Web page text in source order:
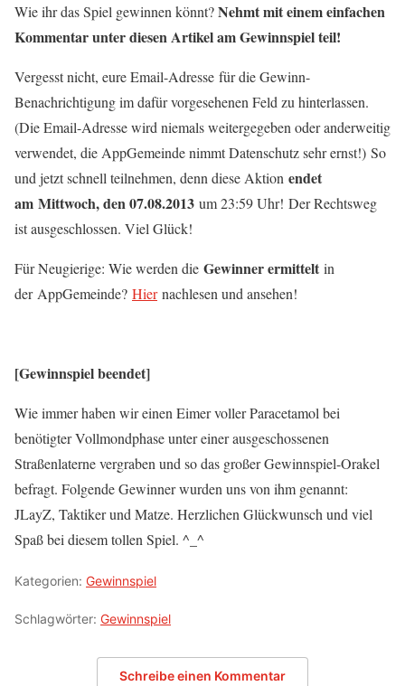
Wie ihr das Spiel gewinnen könnt?Nehmt mit einem einfachen
Kommentar unter diesen Artikel am Gewinnspiel teil!
Vergesst nicht, eure Email-Adresse für die Gewinn-
Benachrichtigung im dafür vorgesehenen Feld zu hinterlassen.
(Die Email-Adresse wird niemals weitergegeben oder anderweitig
verwendet, die AppGemeinde nimmt Datenschutz sehr ernst!) So
und jetzt schnell teilnehmen, denn diese Aktion endet
am Mittwoch, den 07.08.2013 um 23:59 Uhr! Der Rechtsweg
ist ausgeschlossen. Viel Glück!
Für Neugierige: Wie werden die Gewinner ermittelt in
der AppGemeinde? Hiernachlesen und ansehen!
[Gewinnspiel beendet]
Wie immer haben wir einen Eimer voller Paracetamol bei
benötigter Vollmondphase unter einer ausgeschossenen
Straßenlaterne vergraben und so das großer Gewinnspiel-Orakel
befragt. Folgende Gewinner wurden uns von ihm genannt:
JLayZ, Taktiker und Matze. Herzlichen Glückwunsch und viel
Spaß bei diesem tollen Spiel. ^_^
Kategorien: Gewinnspiel
Schlagwörter: Gewinnspiel
Schreibe einen Kommentar